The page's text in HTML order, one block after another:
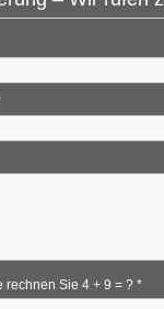
rechnen Sie 4 + 9 = ? *